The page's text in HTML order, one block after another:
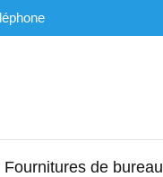
Fournitures de bureau